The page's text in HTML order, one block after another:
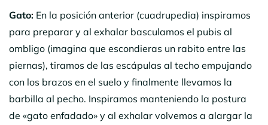
Gato: En la posición anterior (cuadrupedia) inspiramos
para preparar y al exhalar basculamos el pubis al
ombligo (imagina que escondieras un rabito entre las
piernas), tiramos de las escápulas al techo empujando
con los brazos en el suelo y finalmente llevamos la
barbilla al pecho. Inspiramos manteniendo la postura
de «gato enfadado» y al exhalar volvemos a alargar la